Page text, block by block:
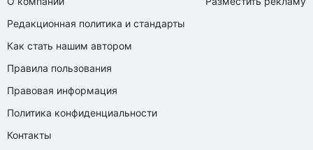
Редакционная политика и стандарты
Как стать нашим автором
Правила пользования
Правовая информация
Политика конфиденциальности
Контакты